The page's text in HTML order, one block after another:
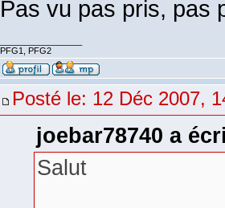
Pas vu pas pris, pas
PFG1, PFG2
Posté le: 12 Déc 2007,
joebar78740 a
Salut